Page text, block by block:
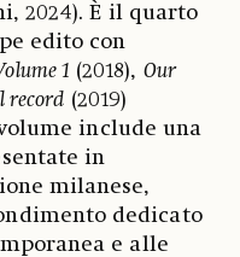
2024). È il quarto
edito con
1 (2018), Our
record (2019)
volume include una
in
milanese,
dedicato
e alle